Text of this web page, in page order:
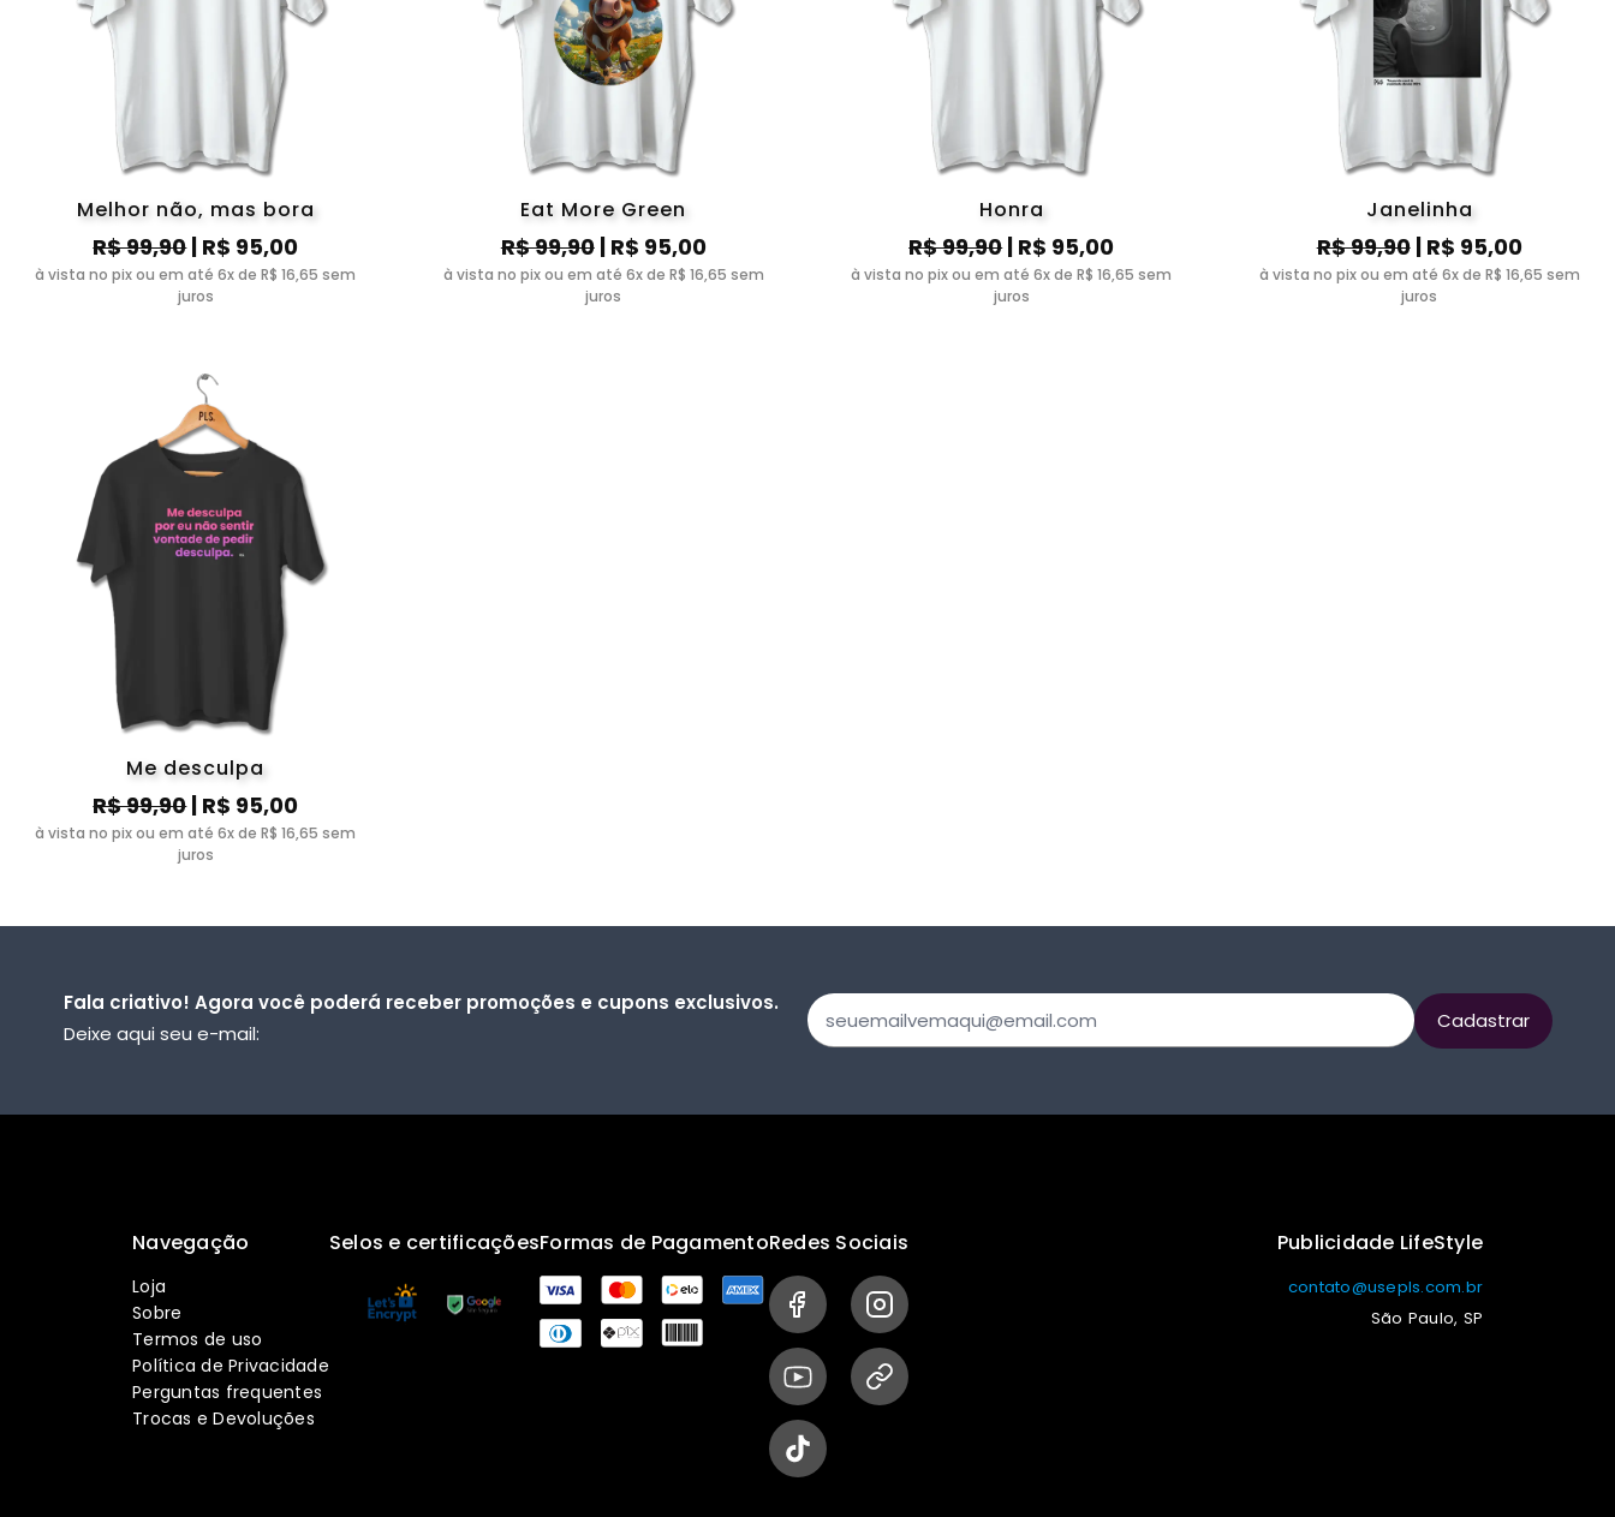
Melhor não, mas bora
R$ 99,90| R$ 95,00
à vista no pix ou em até 6x de R$ 16,65 sem
juros
Eat More Green
R$ 99,90| R$ 95,00
à vista no pix ou em até 6x de R$ 16,65 sem
juros
Honra
R$ 99,90| R$ 95,00
à vista no pix ou em até 6x de R$ 16,65 sem
juros
Janelinha
R$ 99,90| R$ 95,00
à vista no pix ou em até 6x de R$ 16,65 sem
juros
Me desculpa
R$ 99,90| R$ 95,00
à vista no pix ou em até 6x de R$ 16,65 sem
juros
Fala criativo! Agora você poderá receber promoções e cupons exclusivos.
Deixe aqui seu e-mail:
Navegação
Loja
Sobre
Termos de uso
Política de Privacidade
Perguntas frequentes
Trocas e Devoluções
Selos e certificaçõesFormas de PagamentoRedes Sociais Publicidade LifeStyle
contato@usepls.com.br
São Paulo, SP